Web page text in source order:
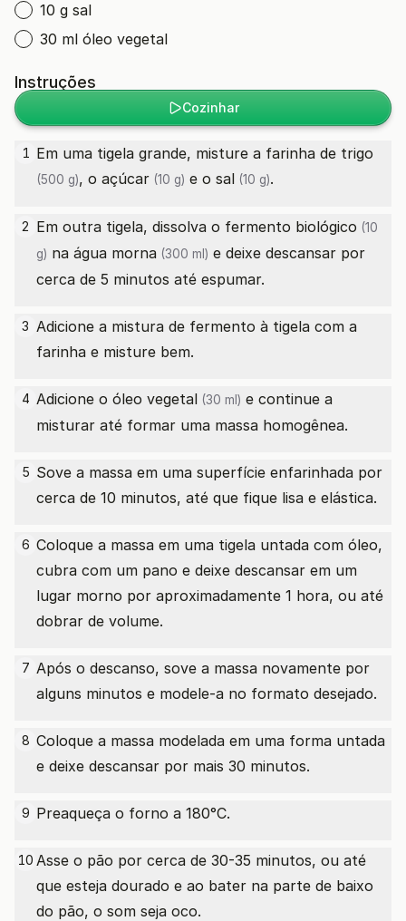
10 g sal
30 ml óleo vegetal
Instruções
Cozinhar
1 Em uma tigela grande, misture a farinha de trigo
(500 g), o açúcar (10 g) e o sal (10 g).
2 Em outra tigela, dissolva o fermento biológico (10
g) na água morna (300 ml) e deixe descansar por
cerca de 5 minutos até espumar.
3 Adicione a mistura de fermento à tigela com a
farinha e misture bem.
4 Adicione o óleo vegetal (30 ml) e continue a
misturar até formar uma massa homogênea.
5 Sove a massa em uma superfície enfarinhada por
cerca de 10 minutos, até que fique lisa e elástica.
6 Coloque a massa em uma tigela untada com óleo,
cubra com um pano e deixe descansar em um
lugar morno por aproximadamente 1 hora, ou até
dobrar de volume.
7 Após o descanso, sove a massa novamente por
alguns minutos e modele-a no formato desejado.
8 Coloque a massa modelada em uma forma untada
e deixe descansar por mais 30 minutos.
9 Preaqueça o forno a 180°C.
10 Asse o pão por cerca de 30-35 minutos, ou até
que esteja dourado e ao bater na parte de baixo
do pão, o som seja oco.